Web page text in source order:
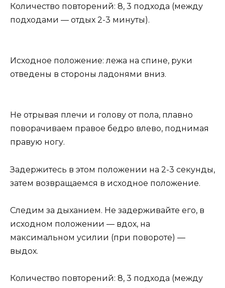
Количество повторений: 8, 3 подхода (между
подходами — отдых 2-3 минуты).
Исходное положение: лежа на спине, руки
отведены в стороны ладонями вниз.
Не отрывая плечи и голову от пола, плавно
поворачиваем правое бедро влево, поднимая
правую ногу.
Задержитесь в этом положении на 2-3 секунды,
затем возвращаемся в исходное положение.
Следим за дыханием. Не задерживайте его, в
исходном положении — вдох, на
максимальном усилии (при повороте) —
выдох.
Количество повторений: 8, 3 подхода (между